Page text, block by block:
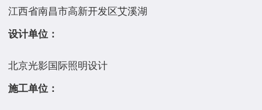
设计单位：
施工单位：